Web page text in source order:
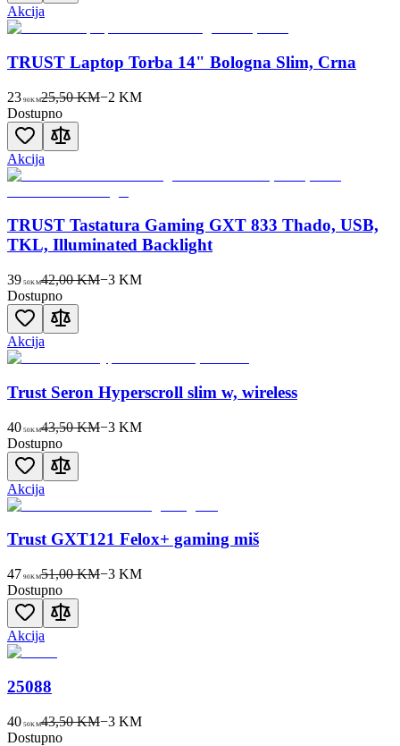
Akcija
TRUST Laptop Torba 14" Bologna Slim, Crna
23 90KM25,50 KM−2 KM
Dostupno
Akcija
TRUST Tastatura Gaming GXT 833 Thado, USB,
TKL, Illuminated Backlight
39 50KM42,00 KM−3KM
Dostupno
Akcija
Trust Seron Hyperscroll slim w, wireless
40 50KM43,50 KM−3KM
Dostupno
Akcija
Trust GXT121 Felox+ gaming miš
47 90KM51,00 KM−3KM
Dostupno
Akcija
25088
40 50KM43,50 KM−3KM
Dostupno